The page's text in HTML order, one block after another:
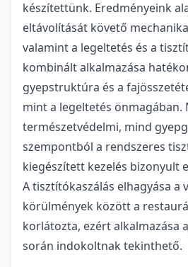
készítettünk. Eredményeink
eltávolítását követő
valamint a legeltetés és a
kombinált alkalmazása
gyepstruktúra és a
mint a legeltetés önmagában.
természetvédelmi, mind
szempontból a rendszeres
kiegészített kezelés bizonyult
A tisztítókaszálás elhagyása a
körülmények között a
korlátozta, ezért alkalmazása
során indokoltnak tekinthető.